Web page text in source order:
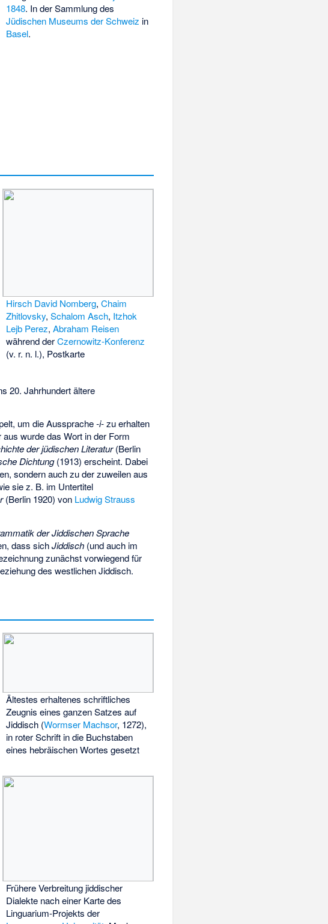
1848. In der Sammlung des
Jüdischen Museums der Schweiz in
Basel.
Hirsch David Nomberg,Chaim
Zhitlovsky,Schalom Asch, Itzhok
Lejb Perez,Abraham Reisen
während derCzernowitz-Konferenz
(v. r. n. l.), Postkarte
20. Jahrhundert ältere
um die Aussprache-i-zu erhalten
wurde das Wort in der Form
der jüdischen Literatur(Berlin
Dichtung(1913) erscheint. Dabei
sondern auch zu der zuweilen aus
sie z. B. im Untertitel
(Berlin 1920) von Ludwig Strauss
der Jiddischen Sprache
dass sichJiddisch (und auch im
zunächst vorwiegend für
des westlichen Jiddisch.
Ältestes erhaltenes schriftliches
Zeugnis eines ganzen Satzes auf
Jiddisch (Wormser Machsor, 1272),
in roter Schrift in die Buchstaben
eines hebräischen Wortes gesetzt
Frühere Verbreitung jiddischer
Dialekte nach einer Karte des
Linguarium-Projekts der